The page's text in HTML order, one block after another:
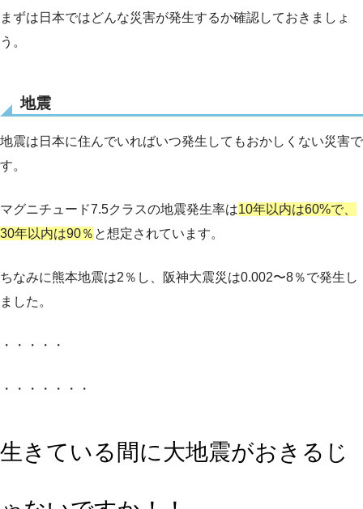
まずは日本ではどんな災害が発生するか確認しておきましょ
う。
地震
地震は日本に住んでいればいつ発生してもおかしくない災害で
す。
マグニチュード7.5クラスの地震発生率は10年以内は60%で、
30年以内は90％ と想定されています。
ちなみに熊本地震は2％し、阪神大震災は0.002〜8％で発生し
ました。
・・・・・
・・・・・・・
生きている間に大地震がおきるじ